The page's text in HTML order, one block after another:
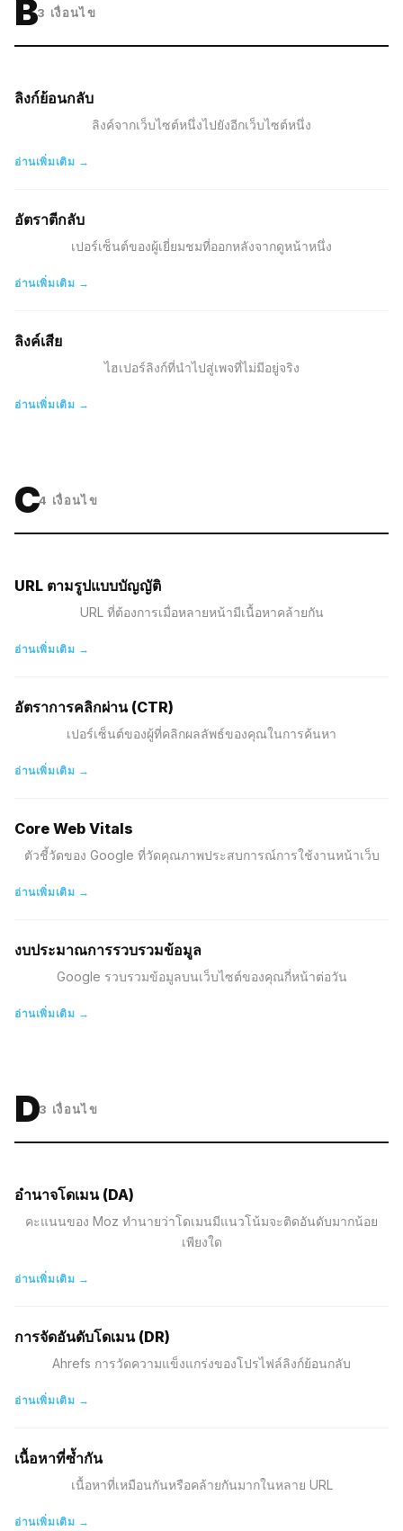
B3 เงื่อนไข
ลิงก์ย้อนกลับ
ลิงค์จากเว็บไซต์หนึ่งไปยังอีกเว็บไซต์หนึ่ง
อ่านเพิ่มเติม →
อัตราตีกลับ
เปอร์เซ็นต์ของผู้เยี่ยมชมที่ออกหลังจากดูหน้าหนึ่ง
อ่านเพิ่มเติม →
ลิงค์เสีย
ไฮเปอร์ลิงก์ที่นำไปสู่เพจที่ไม่มีอยู่จริง
อ่านเพิ่มเติม →
C4 เงื่อนไข
URL ตามรูปแบบบัญญัติ
URL ที่ต้องการเมื่อหลายหน้ามีเนื้อหาคล้ายกัน
อ่านเพิ่มเติม →
อัตราการคลิกผ่าน (CTR)
เปอร์เซ็นต์ของผู้ที่คลิกผลลัพธ์ของคุณในการค้นหา
อ่านเพิ่มเติม →
Core Web Vitals
ตัวชี้วัดของ Google ที่วัดคุณภาพประสบการณ์การใช้งานหน้าเว็บ
อ่านเพิ่มเติม →
งบประมาณการรวบรวมข้อมูล
Google รวบรวมข้อมูลบนเว็บไซต์ของคุณกี่หน้าต่อวัน
อ่านเพิ่มเติม →
D3 เงื่อนไข
อำนาจโดเมน (DA)
คะแนนของ Moz ทำนายว่าโดเมนมีแนวโน้มจะติดอันดับมากน้อย
เพียงใด
อ่านเพิ่มเติม →
การจัดอันดับโดเมน (DR)
Ahrefs การวัดความแข็งแกร่งของโปรไฟล์ลิงก์ย้อนกลับ
อ่านเพิ่มเติม →
เนื้อหาที่ซ้ำกัน
เนื้อหาที่เหมือนกันหรือคล้ายกันมากในหลาย URL
อ่านเพิ่มเติม →